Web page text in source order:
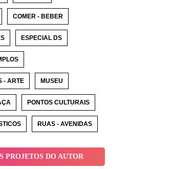
COMER - BEBER
ESPECIAL DS
- ARTE MUSEU
PONTOS CULTURAIS
RUAS - AVENIDAS
PROJETOS DO AUTOR